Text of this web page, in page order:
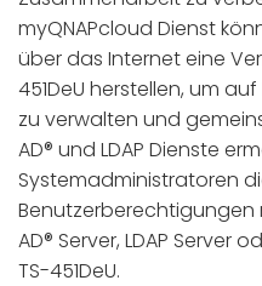
myQNAPcloud Dienst
über das Internet eine
451DeU herstellen, um
zu verwalten und
AD® und LDAP Dienste
Systemadministratoren
AD® Server, LDAP Server
TS-451DeU.